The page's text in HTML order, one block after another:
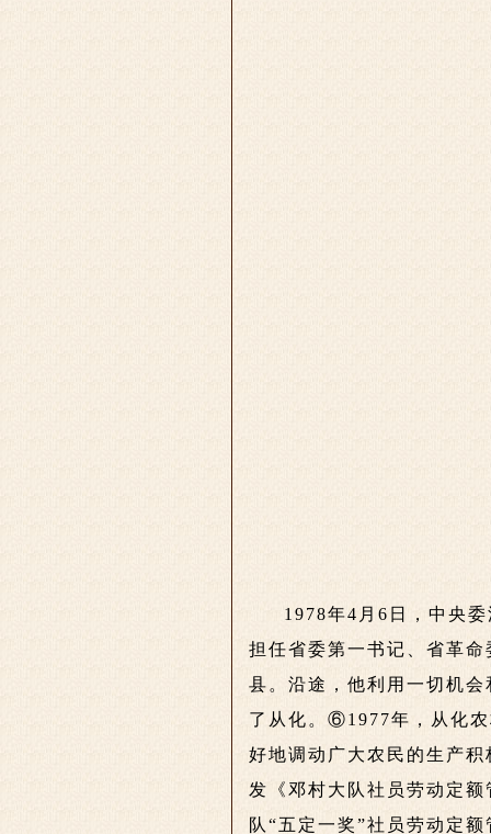
1978年4月6日，中央
担任省委第一书记、省革
县。沿途，他利用一切机
了从化。⑥1977年，从化
好地调动广大农民的生产
发《邓村大队社员劳动定
队“五定一奖”社员劳动定